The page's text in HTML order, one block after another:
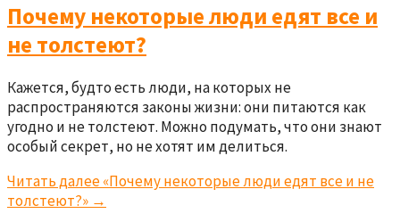
Почему некоторые люди едят все и
не толстеют?
Кажется, будто есть люди, на которых не
распространяются законы жизни: они питаются как
угодно и не толстеют. Можно подумать, что они знают
особый секрет, но не хотят им делиться.
Читать далее«Почему некоторые люди едят все и не
толстеют?» →